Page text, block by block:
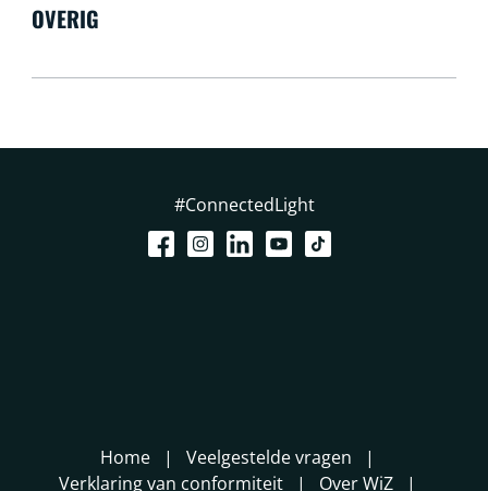
OVERIG
#ConnectedLight
Home
Veelgestelde vragen
Verklaring van conformiteit
Over WiZ